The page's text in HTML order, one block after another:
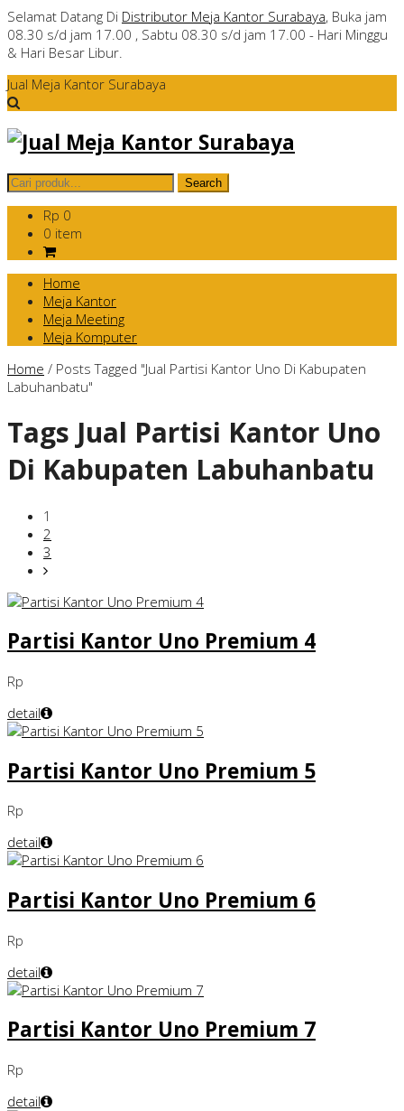
Selamat Datang Di Distributor Meja Kantor Surabaya, Buka jam
08.30 s/d jam 17.00 , Sabtu 08.30 s/d jam 17.00 - Hari Minggu
& Hari Besar Libur.
Jual Meja Kantor Surabaya
Rp 0
0 item
Home
Meja Kantor
Meja Meeting
Meja Komputer
Home / Posts Tagged "Jual Partisi Kantor Uno Di Kabupaten
Labuhanbatu"
Tags Jual Partisi Kantor Uno
Di Kabupaten Labuhanbatu
1
2
3
Partisi Kantor Uno Premium 4
Rp
detail
Partisi Kantor Uno Premium 5
Rp
detail
Partisi Kantor Uno Premium 6
Rp
detail
Partisi Kantor Uno Premium 7
Rp
detail